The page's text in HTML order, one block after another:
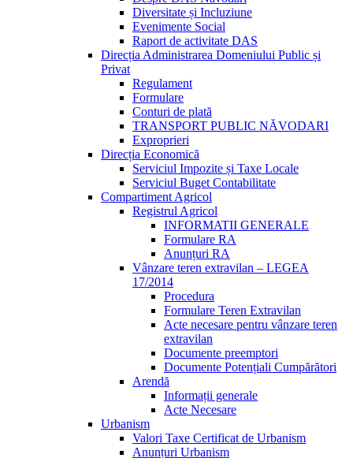
Diversitate și Incluziune
Evenimente Social
Raport de activitate DAS
Direcția Administrarea Domeniului Public și
Privat
Regulament
Formulare
Conturi de plată
TRANSPORT PUBLIC NĂVODARI
Exproprieri
Direcția Economică
Serviciul Impozite și Taxe Locale
Serviciul Buget Contabilitate
Compartiment Agricol
Registrul Agricol
INFORMATII GENERALE
Formulare RA
Anunțuri RA
Vânzare teren extravilan – LEGEA
17/2014
Procedura
Formulare Teren Extravilan
Acte necesare pentru vânzare teren
extravilan
Documente preemptori
Documente Potențiali Cumpărători
Arendă
Informații generale
Acte Necesare
Urbanism
Valori Taxe Certificat de Urbanism
Anunțuri Urbanism